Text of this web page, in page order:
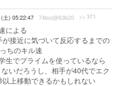
土) 05:22:47 74bcc@63b20 >> 371
による
接近に気づいて反応するまでの
ちのキル速
生でプライムを使っているなら
いだろうし、相手が40代でエク
上移動できるかもしれない